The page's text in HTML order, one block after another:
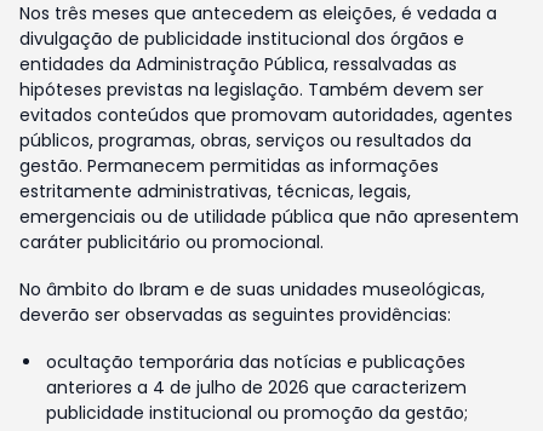
Nos três meses que antecedem as eleições, é vedada a
divulgação de publicidade institucional dos órgãos e
entidades da Administração Pública, ressalvadas as
hipóteses previstas na legislação. Também devem ser
evitados conteúdos que promovam autoridades, agentes
públicos, programas, obras, serviços ou resultados da
gestão. Permanecem permitidas as informações
estritamente administrativas, técnicas, legais,
emergenciais ou de utilidade pública que não apresentem
caráter publicitário ou promocional.
No âmbito do Ibram e de suas unidades museológicas,
deverão ser observadas as seguintes providências:
ocultação temporária das notícias e publicações
anteriores a 4 de julho de 2026 que caracterizem
publicidade institucional ou promoção da gestão;